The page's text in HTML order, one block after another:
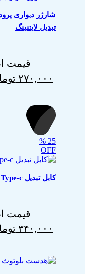
تبدیل لایتنینگ
قیمت اصلی:
۲۷۰,۰۰۰
25
%
OFF
کابل تبدیل Type-c به Lightning پرودو مدل PD-2PDCL
قیمت اصلی:
۳۴۰,۰۰۰